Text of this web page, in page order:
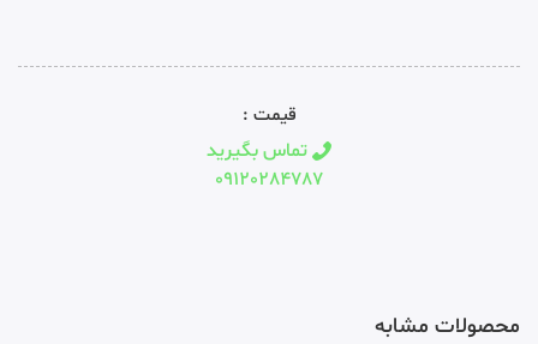
قیمت :
تماس بگیرید
09120284787
محصولات مشابه